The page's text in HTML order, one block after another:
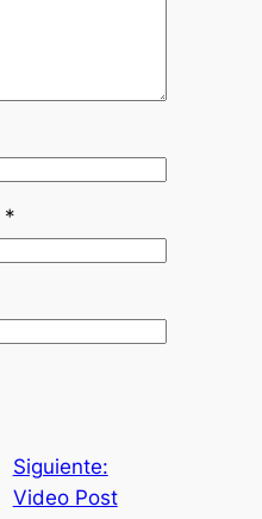
*
Siguiente:
Video Post